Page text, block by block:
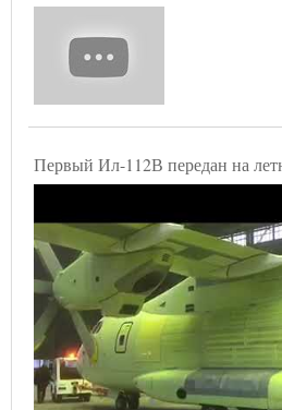
Первый Ил-112В передан на